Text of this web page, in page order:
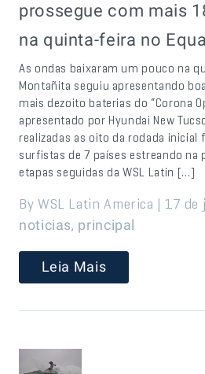
prossegue com mais
na quinta-feira no
As ondas baixaram um pouco na
Montañita seguiu apresentando
mais dezoito baterias do “Corona
apresentado por Hyundai New
realizadas as oito da rodada inicial
surfistas de 7 países estreando na
etapas seguidas da WSL Latin […]
By WSL Latin America | 17
noticias, principal
Leia Mais